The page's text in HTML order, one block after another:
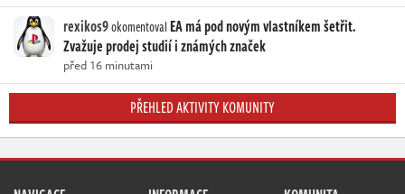
rexikos9okomentoval EA má pod novým vlastníkem šetřit.
Zvažuje prodej studií i známých značek
před 16 minutami
PŘEHLED AKTIVITY KOMUNITY